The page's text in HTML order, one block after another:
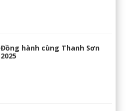
Đồng hành cùng Thanh Sơn
2025